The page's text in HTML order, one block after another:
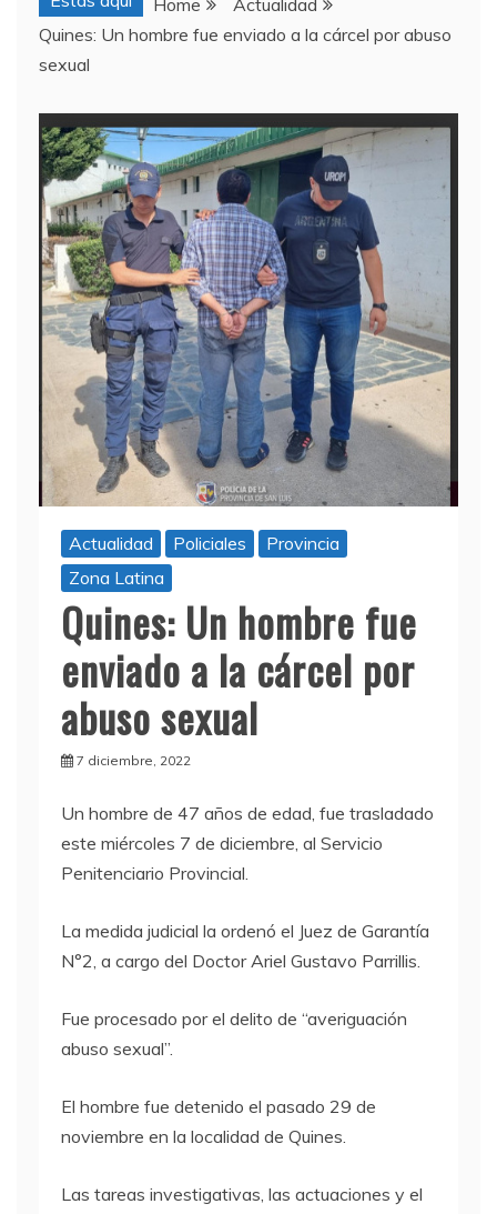
Home
Actualidad
Quines: Un hombre fue enviado a la cárcel por abuso
sexual
Actualidad Policiales
Provincia
Zona Latina
Quines: Un hombre fue
enviado a la cárcel por
abuso sexual
7 diciembre, 2022
Un hombre de 47 años de edad, fue trasladado
este miércoles 7 de diciembre, al Servicio
Penitenciario Provincial.
La medida judicial la ordenó el Juez de Garantía
N°2, a cargo del Doctor Ariel Gustavo Parrillis.
Fue procesado por el delito de “averiguación
abuso sexual”.
El hombre fue detenido el pasado 29 de
noviembre en la localidad de Quines.
Las tareas investigativas, las actuaciones y el